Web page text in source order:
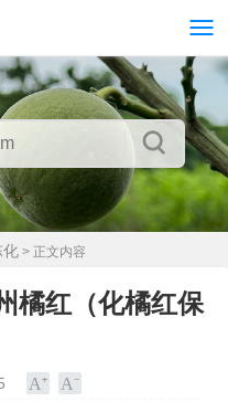
化 > 正文内容
橘红（化橘红保